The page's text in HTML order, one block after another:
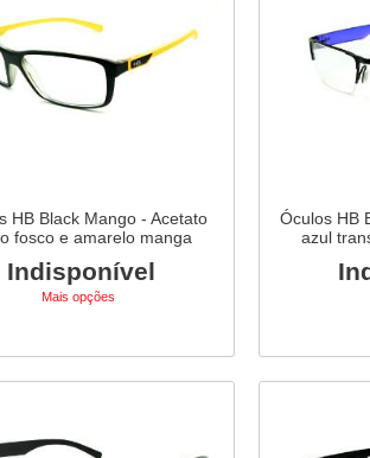
HB Black Mango - Acetato
fosco e amarelo manga
Indisponível
Mais opções
Óculos HB
azul